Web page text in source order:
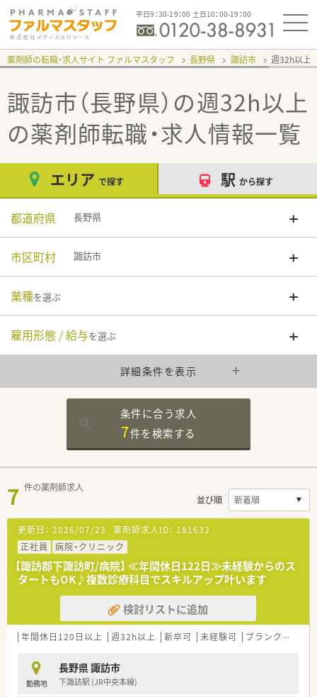
平日9：30-19：00 土日10：00-19：00
薬剤師の転職・求人サイト ファルマスタッフ 長野県 諏訪市 週32h以上
諏訪市（長野県）の週32h以上
の薬剤師転職・求人情報一覧
エリア で探す 駅 から探す
都道府県 長野県
市区町村 諏訪市
業種を選ぶ
雇用形態 / 給与を選ぶ
詳細条件を表示
条件に合う求人
7件を検索する
7 件の薬剤師求人
並び順
更新日： 2026/07/23 薬剤師求人ID： 181632
正社員
病院・クリニック
【諏訪郡下諏訪町/病院】 ≪年間休日122日≫未経験からのス
タートもOK♪複数診療科目でスキルアップ叶います
検討リストに追加
年間休日120日以上 週32h以上 新卒可 未経験可 ブランク可
勤務地
長野県 諏訪市
下諏訪駅 (JR中央本線)